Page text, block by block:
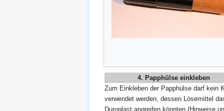
4. Papphülse einkleben
Zum Einkleben der Papphülse darf kein
verwendet werden, dessen Lösemittel
Duroplast angreifen könnten.(Hinweise